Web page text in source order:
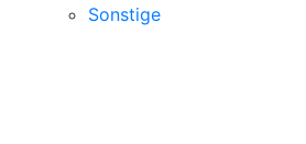
Sonstige